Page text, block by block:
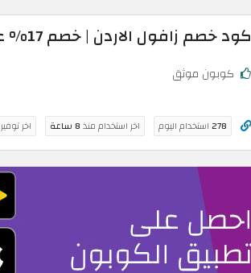
كود خصم زافول الاردن | خصم 17% على كل المنتجات
كوبون موثق
278استخدام اليوم اخر استخدام منذ8 ساعة اخر توفير